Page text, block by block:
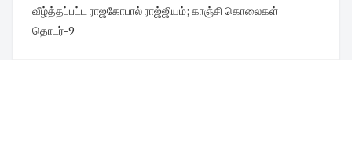
வீழ்த்தப்பட்ட ராஜகோபால் ராஜ்ஜியம்; காஞ்சி கொலைகள்
தொடர்-9